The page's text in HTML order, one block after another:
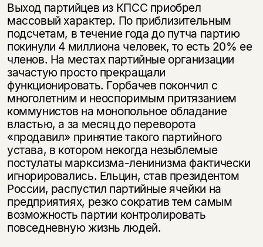
Выход партийцев из КПСС приобрел
массовый характер. По приблизительным
подсчетам, в течение года до путча партию
покинули 4 миллиона человек, то есть 20% ее
членов. На местах партийные организации
зачастую просто прекращали
функционировать. Горбачев покончил с
многолетним и неоспоримым притязанием
коммунистов на монопольное обладание
властью, а за месяц до переворота
«продавил» принятие такого партийного
устава, в котором некогда незыблемые
постулаты марксизма-ленинизма фактически
игнорировались. Ельцин, став президентом
России, распустил партийные ячейки на
предприятиях, резко сократив тем самым
возможность партии контролировать
повседневную жизнь людей.